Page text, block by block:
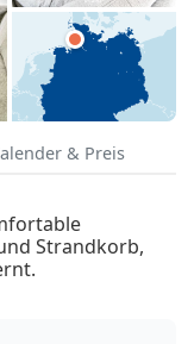
& Preis
Strandkorb,